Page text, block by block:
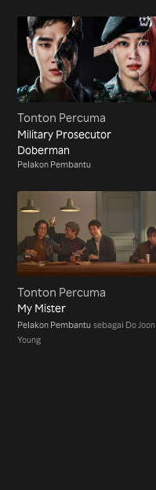
Tonton Percuma
Military Prosecutor
Doberman
Pelakon Pembantu
Tonton Percuma
My Mister
Pelakon Pembantu sebagai Do Joon
Young